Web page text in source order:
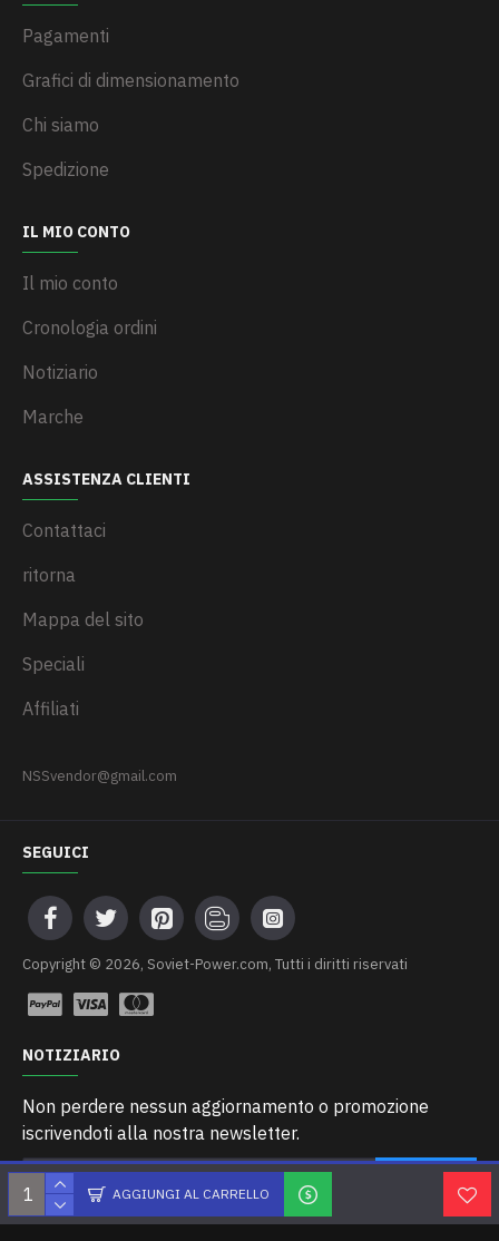
AGGIUNGI AL CARRELLO
Pagamenti
Grafici di dimensionamento
Chi siamo
Spedizione
IL MIO CONTO
Il mio conto
Cronologia ordini
Notiziario
Marche
ASSISTENZA CLIENTI
Contattaci
ritorna
Mappa del sito
Speciali
Affiliati
NSSvendor@gmail.com
SEGUICI
Сopyright © 2026, Soviet-Power.com, Tutti i diritti riservati
NOTIZIARIO
Non perdere nessun aggiornamento o promozione
iscrivendoti alla nostra newsletter.